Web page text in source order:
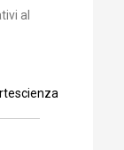
al
photos/